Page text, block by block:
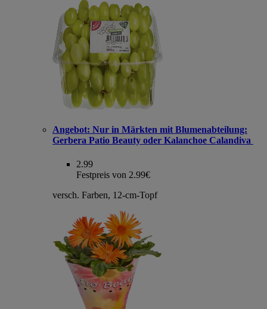
Angebot: Nur in Märkten mit Blumenabteilung:
Gerbera Patio Beauty oder Kalanchoe Calandiva
2.99
Festpreis von 2.99€
versch. Farben, 12-cm-Topf